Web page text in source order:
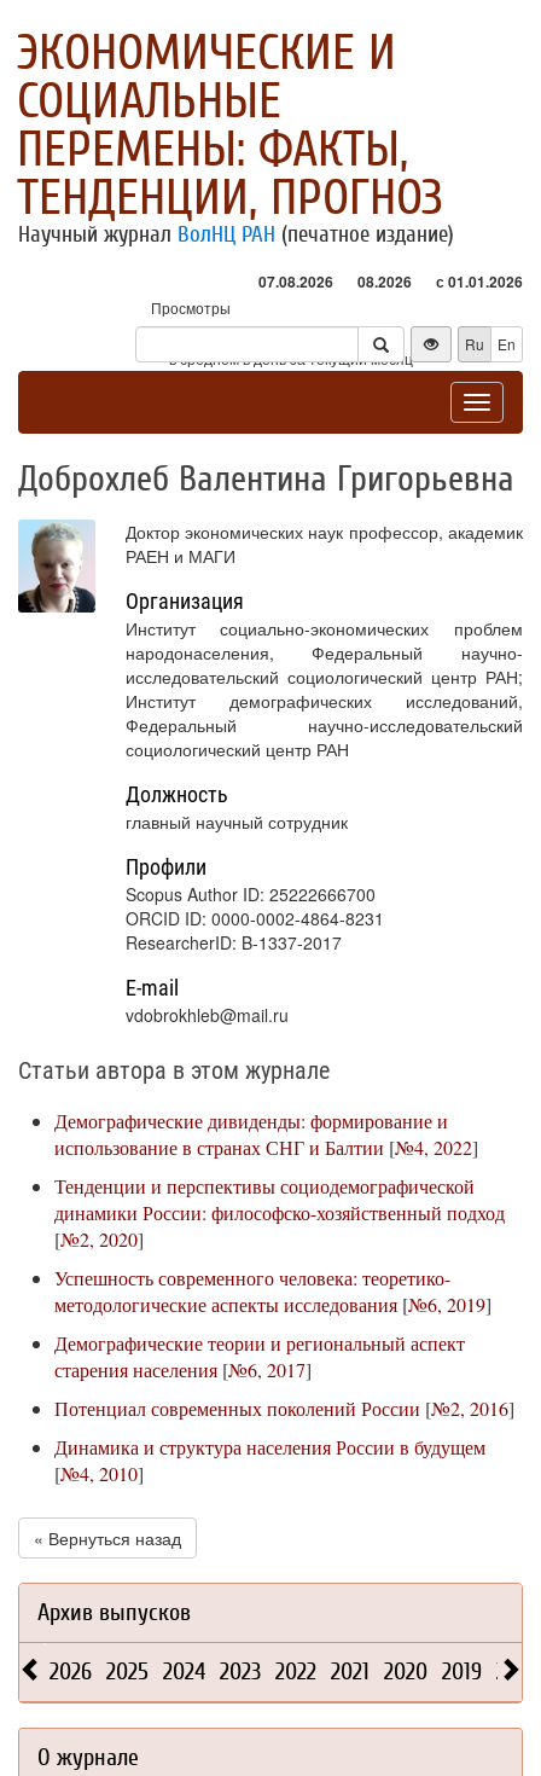
ЭКОНОМИЧЕСКИЕ И
СОЦИАЛЬНЫЕ
ПЕРЕМЕНЫ: ФАКТЫ,
ТЕНДЕНЦИИ, ПРОГНОЗ
Научный журнал ВолНЦ РАН (печатное издание)
07.08.2026 08.2026 с 01.01.2026
Просмотры
Посетители
* - в среднем в день за текущий месяц
Ru En
Toggle
Доброхлеб Валентина Григорьевна
Доктор экономических наук профессор, академик
РАЕН и МАГИ
Организация
Институт социально-экономических проблем
народонаселения, Федеральный научно-
исследовательский социологический центр РАН;
Институт демографических исследований,
Федеральный научно-исследовательский
социологический центр РАН
Должность
главный научный сотрудник
Профили
Scopus Author ID: 25222666700
ORCID ID: 0000-0002-4864-8231
ResearcherID: B-1337-2017
E-mail
vdobrokhleb@mail.ru
Статьи автора в этом журнале
Демографические дивиденды: формирование и
использование в странах СНГ и Балтии [№4, 2022]
Тенденции и перспективы социодемографической
динамики России: философско-хозяйственный подход
[№2, 2020]
Успешность современного человека: теоретико-
методологические аспекты исследования [№6, 2019]
Демографические теории и региональный аспект
старения населения [№6, 2017]
Потенциал современных поколений России [№2, 2016]
Динамика и структура населения России в будущем
[№4, 2010]
« Вернуться назад
Архив выпусков
2026 2025 2024 2023 2022 2021 2020 2019 2018
О журнале